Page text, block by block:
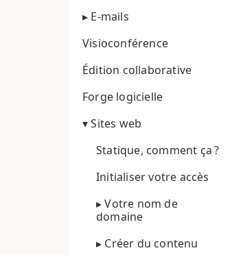
▸ E-mails
Visioconférence
Édition collaborative
Forge logicielle
▾ Sites web
Statique, comment ça ?
Initialiser votre accès
▸ Votre nom de
domaine
▸ Créer du contenu